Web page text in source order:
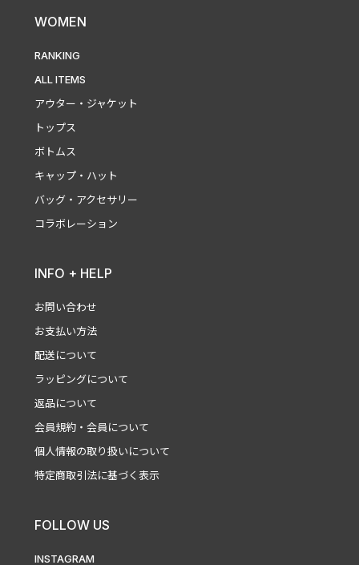
WOMEN
RANKING
ALL ITEMS
アウター・ジャケット
トップス
ボトムス
キャップ・ハット
バッグ・アクセサリー
コラボレーション
INFO + HELP
お問い合わせ
お支払い方法
配送について
ラッピングについて
返品について
会員規約・会員について
個人情報の取り扱いについて
特定商取引法に基づく表示
FOLLOW US
INSTAGRAM